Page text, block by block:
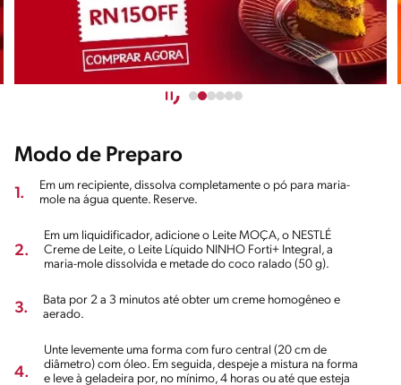
Modo de Preparo
1.
Em um recipiente, dissolva completamente o pó para maria-
mole na água quente. Reserve.
2.
Em um liquidificador, adicione o Leite MOÇA, o NESTLÉ
Creme de Leite, o Leite Líquido NINHO Forti+ Integral, a
maria-mole dissolvida e metade do coco ralado (50 g).
3.
Bata por 2 a 3 minutos até obter um creme homogêneo e
aerado.
4.
Unte levemente uma forma com furo central (20 cm de
diâmetro) com óleo. Em seguida, despeje a mistura na forma
e leve à geladeira por, no mínimo, 4 horas ou até que esteja